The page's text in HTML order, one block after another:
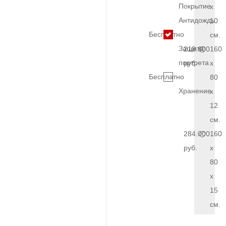
Покрытие
Антидождь
Бесплатно
Защита
портрета
Бесплатно
Хранение
x
10
см.
218.800
руб.
160
x
80
x
12
см.
284.000
руб.
160
x
80
x
15
см.